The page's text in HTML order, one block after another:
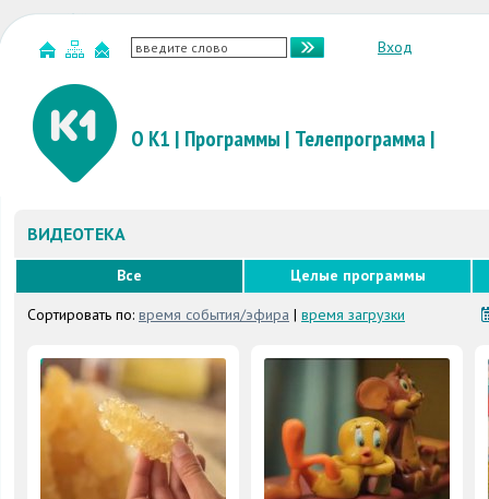
Вход
О К1 | Программы | Телепрограмма|
ВИДЕОТЕКА
Все
Целые программы
Сортировать по: время события/эфира | время загрузки